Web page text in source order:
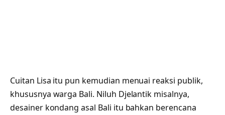
Cuitan Lisa itu pun kemudian menuai reaksi publik,
khususnya warga Bali. Niluh Djelantik misalnya,
desainer kondang asal Bali itu bahkan berencana